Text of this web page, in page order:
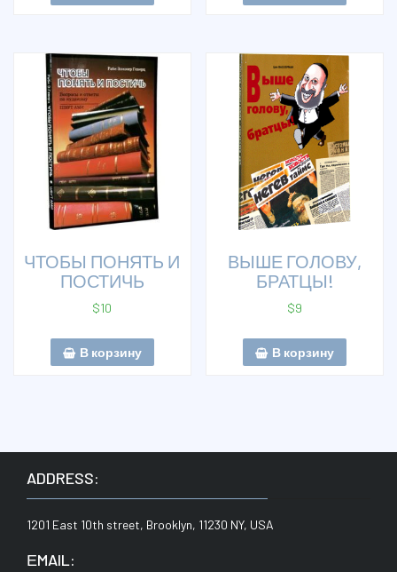
ЧТОБЫ ПОНЯТЬ И
ПОСТИЧЬ
$10
В корзину
ВЫШЕ ГОЛОВУ,
БРАТЦЫ!
$9
В корзину
ADDRESS:
1201 East 10th street, Brooklyn, 11230 NY, USA
ЕMAIL: